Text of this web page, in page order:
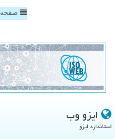
صفحه
ایزو وب
استاندارد ایزو